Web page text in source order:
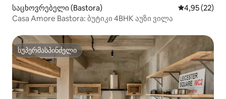
საცხოვრებელი (Bastora) საშუალო
4,95 (22)
Casa Amore Bastora: ბუტიკი 4BHK აუზი ვილა
სუპერმასპინძელი
სუპერმასპინძელი